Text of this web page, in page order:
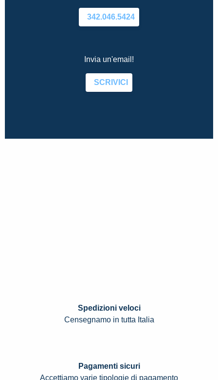
342.046.5424
Invia un'email!
SCRIVICI
Spedizioni veloci
Censegnamo in tutta Italia
Pagamenti sicuri
Accettiamo varie tipologie di pagamento